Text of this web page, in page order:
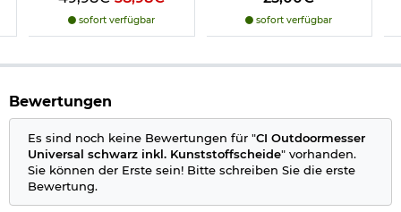
Marke: Commando Industries
das:Führen von Messern
Wichtige waffenrechtliche Informationen: Artikel frei ab 18
Jahren - Dieser Artikel kann nur versendet werden, wenn Sie
uns einenAltersnachweis
nicht vorliegt. (bitte den Link:
sofort verfügbar sofort verfügbar
Bewertungen
Es sind noch keine Bewertungen für "CI Outdoormesser
Universal schwarz inkl. Kunststoffscheide" vorhanden.
Sie können der Erste sein! Bitte schreiben Sie die erste
Bewertung.